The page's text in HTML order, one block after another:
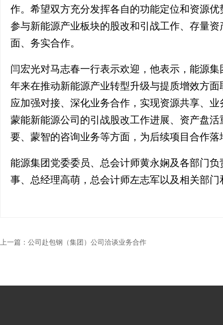
作。希望双方充分发挥各自的功能定位和资源
参与新能源产业板块的股改和引战工作、存量
面、务实合作。
闫宏光对马志春一行表示欢迎，他表示，能源
年来在推动新能源产业转型升级与提质增效方
应加强对接、深化业务合作，实现资源共享、
蒙能新能源公司的引战股改工作进展、资产盘
要、蒙智的咨询业务等方面，为后续项目合作
能源集团党委委员、总会计师黄永娴及各部门
事、总经理高萌，总会计师左志军以及相关部
上一篇： 公司赴包钢（集团）公司洽谈业务合作